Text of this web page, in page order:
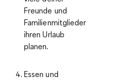
Freunde und
Familienmitglieder
ihren Urlaub
planen.
Essen und